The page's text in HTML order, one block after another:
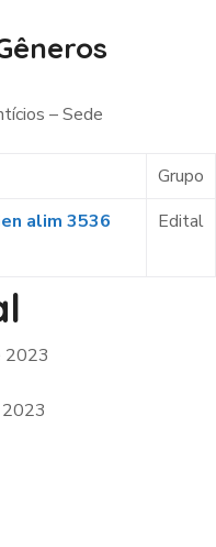
– Sede
Grupo
alim 3536
Edital
2023
2023